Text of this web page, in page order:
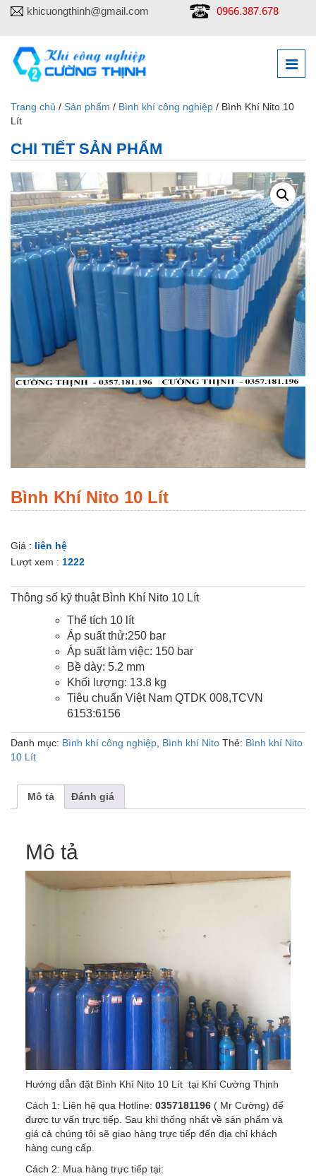
khicuongthinh@gmail.com 0966.387.678
Trang chủ / Sản phẩm / Bình khí công nghiệp / Bình Khí Nito 10
Lít
CHI TIẾT SẢN PHẨM
Bình Khí Nito 10 Lít
Giá : liên hệ
Lượt xem : 1222
Thông số kỹ thuật Bình Khí Nito 10 Lít
Thể tích 10 lít
Áp suất thử:250 bar
Áp suất làm việc: 150 bar
Bề dày: 5.2 mm
Khối lượng: 13.8 kg
Tiêu chuẩn Việt Nam QTDK 008,TCVN
6153:6156
Danh mục: Bình khí công nghiệp Bình khí Nito Thẻ: Bình khí Nito
10 Lít
Mô tả Đánh giá
Mô tả
Hướng dẫn đặt Bình Khí Nito 10 Lít tại Khí Cường Thịnh
Cách 1: Liên hệ qua Hotline: 0357181196 ( Mr Cường) để
được tư vấn trực tiếp. Sau khi thống nhất về sản phẩm và
giá cả chúng tôi sẽ giao hàng trực tiếp đến địa chỉ khách
hàng cung cấp.
Cách 2: Mua hàng trực tiếp tại: